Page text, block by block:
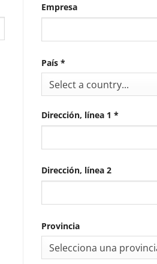
Empresa
País *
Select a country...
Dirección, línea 1 *
Dirección, línea 2
Provincia
Selecciona una